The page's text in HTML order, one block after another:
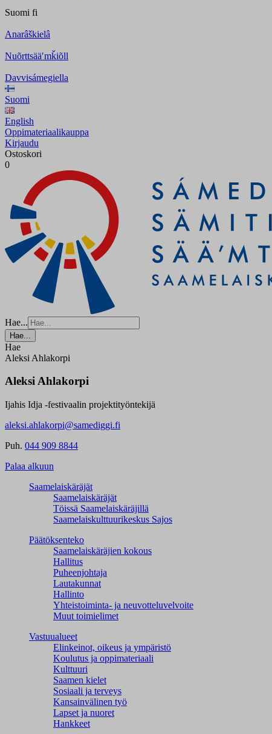
Suomi fi
Anarâškielâ
Nuõrttsääʹmǩiõll
Davvisámegiella
Suomi
English
Oppimateriaalikauppa
Kirjaudu
Ostoskori
0
Hae...
Hae...
Hae
Aleksi Ahlakorpi
Aleksi Ahlakorpi
Ijahis Idja -festivaalin projektityöntekijä
aleksi.ahlakorpi@samediggi.fi
Puh. 044 909 8844
Palaa alkuun
Saamelaiskäräjät
Saamelaiskäräjät
Töissä Saamelaiskäräjillä
Saamelaiskulttuuri­keskus Sajos
Päätöksenteko
Saamelaiskäräjien kokous
Hallitus
Puheenjohtaja
Lautakunnat
Hallinto
Yhteistoiminta- ja neuvotteluvelvoite
Muut toimielimet
Vastuualueet
Elinkeinot, oikeus ja ympäristö
Koulutus ja oppimateriaali
Kulttuuri
Saamen kielet
Sosiaali ja terveys
Kansainvälinen työ
Lapset ja nuoret
Hankkeet